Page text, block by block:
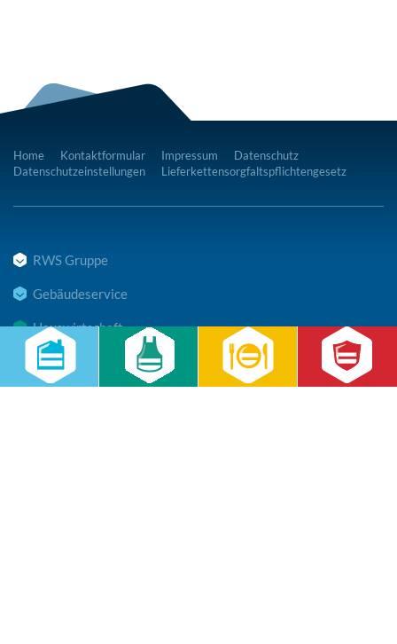
Home Kontaktformular Impressum
Datenschutz
Datenschutzeinstellungen
Lieferkettensorgfaltspflichtengesetz
RWS Gruppe
Gebäudeservice
Hauswirtschaft
Cateringservice